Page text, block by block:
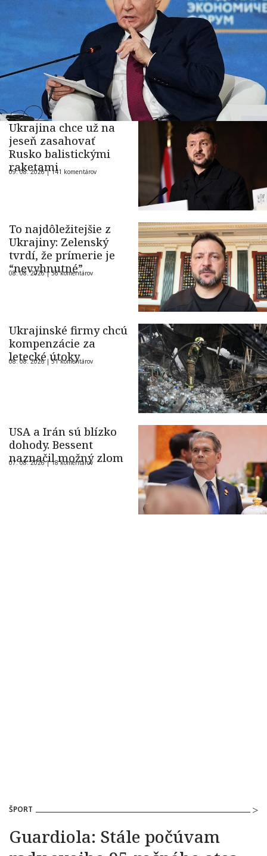
Ukrajina chce už na
jeseň zasahovať
Rusko balistickými
raketami
09. 08. 2026 |141 komentárov
To najdôležitejšie z
Ukrajiny: Zelenský
tvrdí, že prímerie je
“nevyhnutné”
08. 08. 2026 |36 komentárov
Ukrajinské firmy chcú
kompenzácie za
letecké útoky
08. 08. 2026 |51 komentárov
USA a Irán sú blízko
dohody. Bessent
naznačil možný zlom
07. 08. 2026 |18 komentárov
ŠPORT